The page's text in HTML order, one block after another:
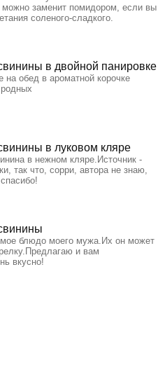
заменит помидором, если вы
соленого-сладкого.
в двойной панировке
на обед в ароматной корочке
в луковом кляре
в нежном кляре.Источник -
так что, сорри, автора не знаю,
блюдо моего мужа.Их он может
и вам
вкусно!